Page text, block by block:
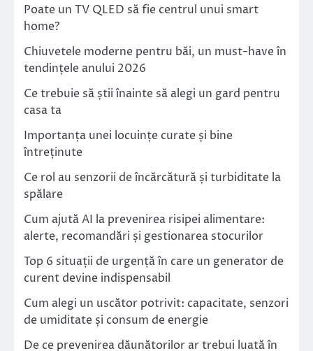
Poate un TV QLED să fie centrul unui smart
home?
Chiuvetele moderne pentru băi, un must-have în
tendințele anului 2026
Ce trebuie să știi înainte să alegi un gard pentru
casa ta
Importanța unei locuințe curate și bine
întreținute
Ce rol au senzorii de încărcătură și turbiditate la
spălare
Cum ajută AI la prevenirea risipei alimentare:
alerte, recomandări și gestionarea stocurilor
Top 6 situații de urgență în care un generator de
curent devine indispensabil
Cum alegi un uscător potrivit: capacitate, senzori
de umiditate și consum de energie
De ce prevenirea dăunătorilor ar trebui luată în